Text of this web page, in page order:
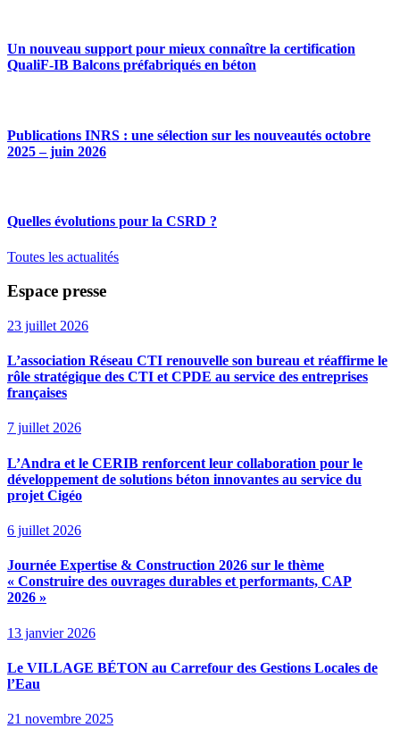
Un nouveau support pour mieux connaître la certification
QualiF-IB Balcons préfabriqués en béton
Publications INRS : une sélection sur les nouveautés octobre
2025 – juin 2026
Quelles évolutions pour la CSRD ?
Toutes les actualités
Espace presse
23 juillet 2026
L’association Réseau CTI renouvelle son bureau et réaffirme le
rôle stratégique des CTI et CPDE au service des entreprises
françaises
7 juillet 2026
L’Andra et le CERIB renforcent leur collaboration pour le
développement de solutions béton innovantes au service du
projet Cigéo
6 juillet 2026
Journée Expertise & Construction 2026 sur le thème
« Construire des ouvrages durables et performants, CAP
2026 »
13 janvier 2026
Le VILLAGE BÉTON au Carrefour des Gestions Locales de
l’Eau
21 novembre 2025